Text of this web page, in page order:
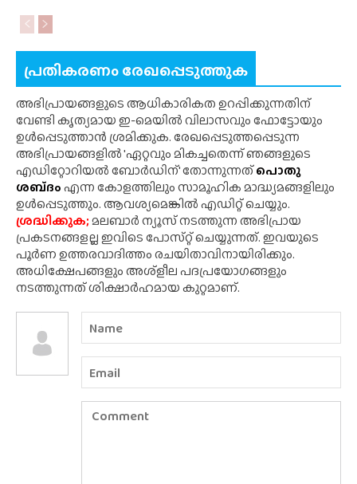
പ്രതികരണം രേഖപ്പെടുത്തുക
അഭിപ്രായങ്ങളുടെ ആധികാരികത ഉറപ്പിക്കുന്നതിന്
വേണ്ടി കൃത്യമായ ഇ-മെയിൽ വിലാസവും ഫോട്ടോയും
ഉൾപ്പെടുത്താൻ ശ്രമിക്കുക. രേഖപ്പെടുത്തപ്പെടുന്ന
അഭിപ്രായങ്ങളിൽ 'ഏറ്റവും മികച്ചതെന്ന് ഞങ്ങളുടെ
എഡിറ്റോറിയൽ ബോർഡിന്' തോന്നുന്നത്പൊതു
ശബ്‌ദംഎന്ന കോളത്തിലും സാമൂഹിക മാദ്ധ്യമങ്ങളിലും
ഉൾപ്പെടുത്തും. ആവശ്യമെങ്കിൽ എഡിറ്റ് ചെയ്യും.
ശ്രദ്ധിക്കുക;മലബാർ ന്യൂസ് നടത്തുന്ന അഭിപ്രായ
പ്രകടനങ്ങളല്ല ഇവിടെ പോസ്‌റ്റ് ചെയ്യുന്നത്. ഇവയുടെ
പൂർണ ഉത്തരവാദിത്തം രചയിതാവിനായിരിക്കും.
അധിക്ഷേപങ്ങളും അശ്‌ളീല പദപ്രയോഗങ്ങളും
നടത്തുന്നത് ശിക്ഷാർഹമായ കുറ്റമാണ്.